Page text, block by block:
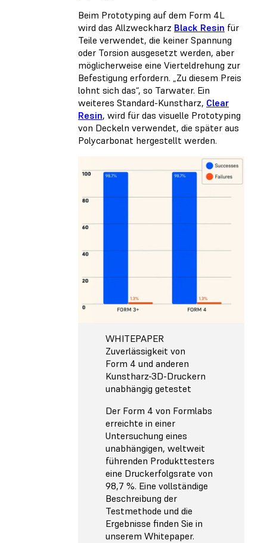
Beim Prototyping auf dem Form 4L
wird das Allzweckharz Black Resin für
Teile verwendet, die keiner Spannung
oder Torsion ausgesetzt werden, aber
möglicherweise eine Vierteldrehung zur
Befestigung erfordern. „Zu diesem Preis
lohnt sich das“, so Tarwater. Ein
weiteres Standard-Kunstharz, Clear
Resin, wird für das visuelle Prototyping
von Deckeln verwendet, die später aus
Polycarbonat hergestellt werden.
WHITEPAPER
Zuverlässigkeit von
Form 4 und anderen
Kunstharz-3D-Druckern
unabhängig getestet
Der Form 4 von Formlabs
erreichte in einer
Untersuchung eines
unabhängigen, weltweit
führenden Produkttesters
eine Druckerfolgsrate von
98,7 %. Eine vollständige
Beschreibung der
Testmethode und die
Ergebnisse finden Sie in
unserem Whitepaper.